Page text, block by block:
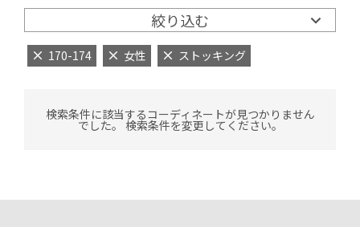
絞り込む
170-174 女性 ストッキング
検索条件に該当するコーディネートが見つかりません
でした。 検索条件を変更してください。